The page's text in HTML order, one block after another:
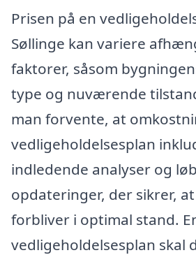
Prisen på en
Søllinge kan variere
faktorer, såsom
type og nuværende
man forvente, at
vedligeholdelsesplan
indledende analyser og
opdateringer, der sikrer,
forbliver i optimal stand.
vedligeholdelsesplan skal